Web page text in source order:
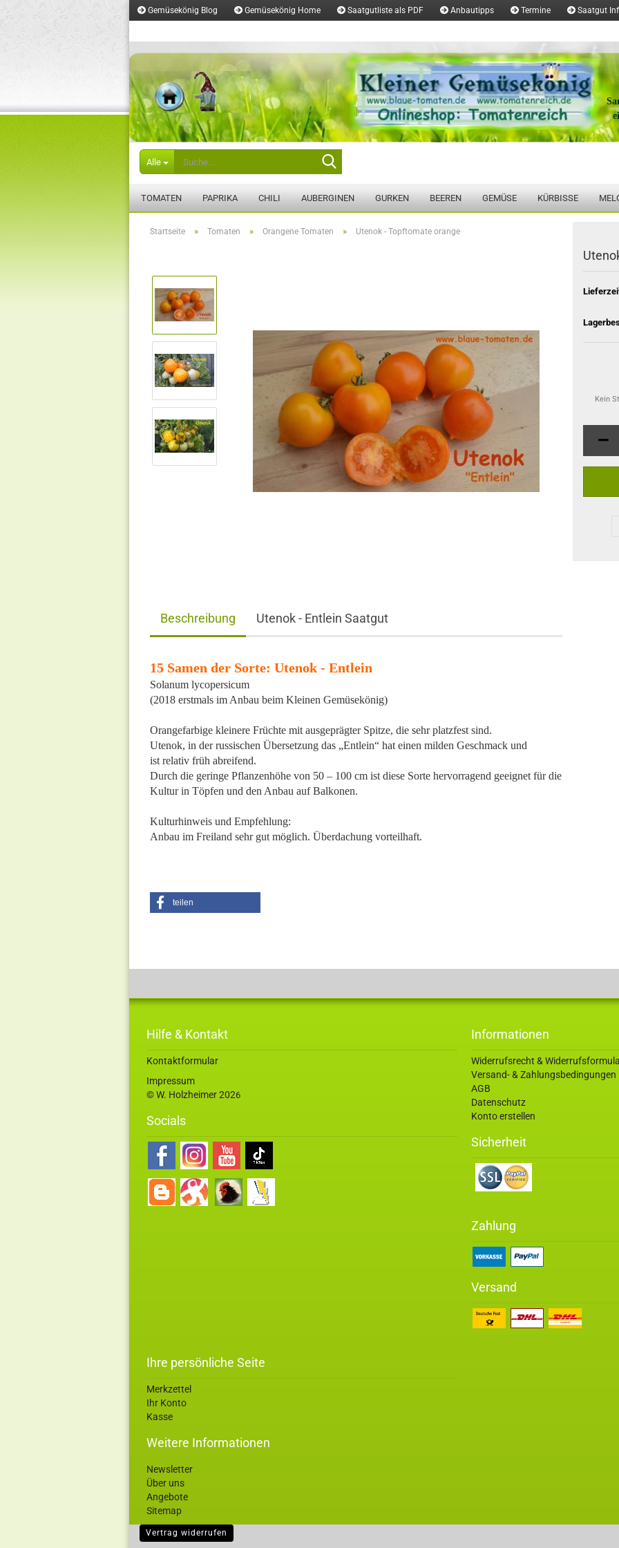
Gemüsekönig Blog Gemüsekönig Home Saatgutliste als PDF Anbautipps Termine Saatgut
Alle
TOMATEN PAPRIKA CHILI AUBERGINEN GURKEN BEEREN GEMÜSE KÜRBISSE
Startseite » Tomaten » Orangene Tomaten » Utenok - Topftomate orange
Kein
Beschreibung Utenok - Entlein Saatgut
15 Samen der Sorte: Utenok - Entlein
Solanum lycopersicum
(2018 erstmals im Anbau beim Kleinen Gemüsekönig)
Orangefarbige kleinere Früchte mit ausgeprägter Spitze, die sehr platzfest sind.
Utenok, in der russischen Übersetzung das „Entlein“ hat einen milden Geschmack und
ist relativ früh abreifend.
Durch die geringe Pflanzenhöhe von 50 – 100 cm ist diese Sorte hervorragend geeignet für die
Kultur in Töpfen und den Anbau auf Balkonen.
Kulturhinweis und Empfehlung:
Anbau im Freiland sehr gut möglich. Überdachung vorteilhaft.
teilen
Hilfe & Kontakt
Kontaktformular
Impressum
© W. Holzheimer 2026
Socials
Informationen
Widerrufsrecht &
Versand- & Zahlungsbedingungen
AGB
Datenschutz
Konto erstellen
Sicherheit
Zahlung
Versand
Ihre persönliche Seite
Merkzettel
Ihr Konto
Kasse
Weitere Informationen
Newsletter
Über uns
Angebote
Sitemap
Vertrag widerrufen